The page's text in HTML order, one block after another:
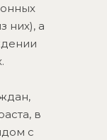
них), а
в
с